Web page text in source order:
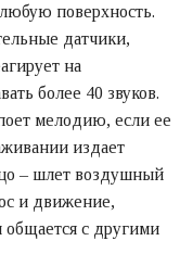
поверхность.
датчики,
на
более 40 звуков.
мелодию, если ее
издает
– шлет воздушный
и движение,
общается с другими